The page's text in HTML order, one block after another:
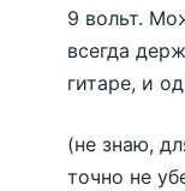
9 вольт.
всегда
гитаре, и
(не знаю,
точно не